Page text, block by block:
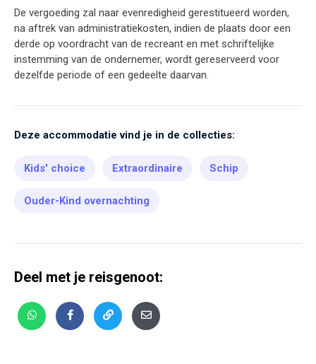
De vergoeding zal naar evenredigheid gerestitueerd worden,
na aftrek van administratiekosten, indien de plaats door een
derde op voordracht van de recreant en met schriftelijke
instemming van de ondernemer, wordt gereserveerd voor
dezelfde periode of een gedeelte daarvan.
Deze accommodatie vind je in de collecties:
Kids' choice Extraordinaire Schip
Ouder-Kind overnachting
Deel met je reisgenoot: